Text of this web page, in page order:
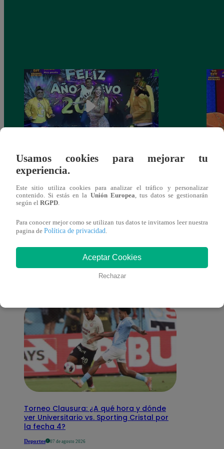
Josimar armó una tremenda fiesta de año
nuevo en El Wasap de JB
También te puede
interesar
Torneo Clausura: ¿A qué hora y dónde
ver Universitario vs. Sporting Cristal por
la fecha 4?
Deportes 07 de agosto 2026
Usamos cookies para mejorar tu
experiencia.
Este sitio utiliza cookies para analizar el tráfico y personalizar
contenido. Si estás en la Unión Europea , tus datos se gestionarán
según el RGPD
Para conocer mejor como se utilizan tus datos te invitamos leer nuestra
pagina de Política de privacidad
Aceptar Cookies
Rechazar